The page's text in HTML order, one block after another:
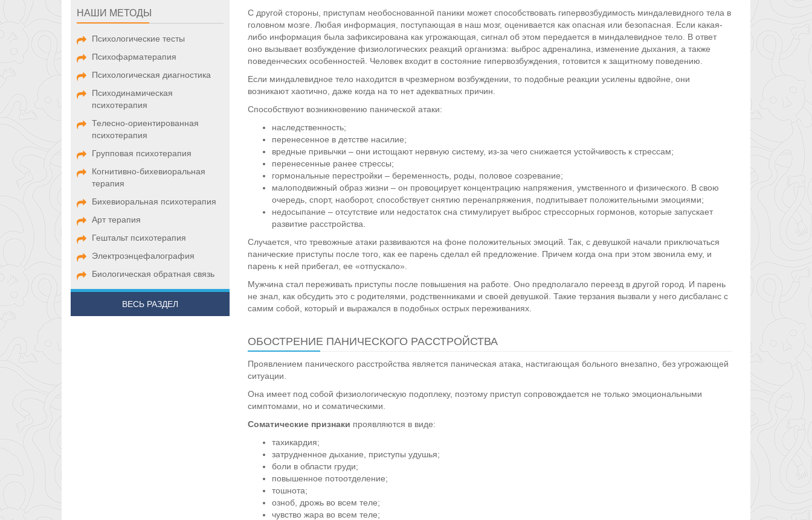
НАШИ МЕТОДЫ
Психологические тесты
Психофарматерапия
Психологическая диагностика
Психодинамическая
психотерапия
Телесно-ориентированная
психотерапия
Групповая психотерапия
Когнитивно-бихевиоральная
терапия
Бихевиоральная психотерапия
Арт терапия
Гештальт психотерапия
Электроэнцефалография
Биологическая обратная связь
ВЕСЬ РАЗДЕЛ
С другой стороны, приступам необоснованной паники может способствовать гипервозбудимость миндалевидного тела в
головном мозге. Любая информация, поступающая в наш мозг, оценивается как опасная или безопасная. Если какая-
либо информация была зафиксирована как угрожающая, сигнал об этом передается в миндалевидное тело. В ответ
оно вызывает возбуждение физиологических реакций организма: выброс адреналина, изменение дыхания, а также
поведенческих особенностей. Человек входит в состояние гипервозбуждения, готовится к защитному поведению.
Если миндалевидное тело находится в чрезмерном возбуждении, то подобные реакции усилены вдвойне, они
возникают хаотично, даже когда на то нет адекватных причин.
Способствуют возникновению панической атаки:
наследственность;
перенесенное в детстве насилие;
вредные привычки – они истощают нервную систему, из-за чего снижается устойчивость к стрессам;
перенесенные ранее стрессы;
гормональные перестройки – беременность, роды, половое созревание;
малоподвижный образ жизни – он провоцирует концентрацию напряжения, умственного и физического. В свою
очередь, спорт, наоборот, способствует снятию перенапряжения, подпитывает положительными эмоциями;
недосыпание – отсутствие или недостаток сна стимулирует выброс стрессорных гормонов, которые запускает
развитие расстройства.
Случается, что тревожные атаки развиваются на фоне положительных эмоций. Так, с девушкой начали приключаться
панические приступы после того, как ее парень сделал ей предложение. Причем когда она при этом звонила ему, и
парень к ней прибегал, ее «отпускало».
Мужчина стал переживать приступы после повышения на работе. Оно предполагало переезд в другой город. И парень
не знал, как обсудить это с родителями, родственниками и своей девушкой. Такие терзания вызвали у него дисбаланс с
самим собой, который и выражался в подобных острых переживаниях.
ОБОСТРЕНИЕ ПАНИЧЕСКОГО РАССТРОЙСТВА
Проявлением панического расстройства является паническая атака, настигающая больного внезапно, без угрожающей
ситуации.
Она имеет под собой физиологическую подоплеку, поэтому приступ сопровождается не только эмоциональными
симптомами, но и соматическими.
Соматические признаки проявляются в виде:
тахикардия;
затрудненное дыхание, приступы удушья;
боли в области груди;
повышенное потоотделение;
тошнота;
озноб, дрожь во всем теле;
чувство жара во всем теле;